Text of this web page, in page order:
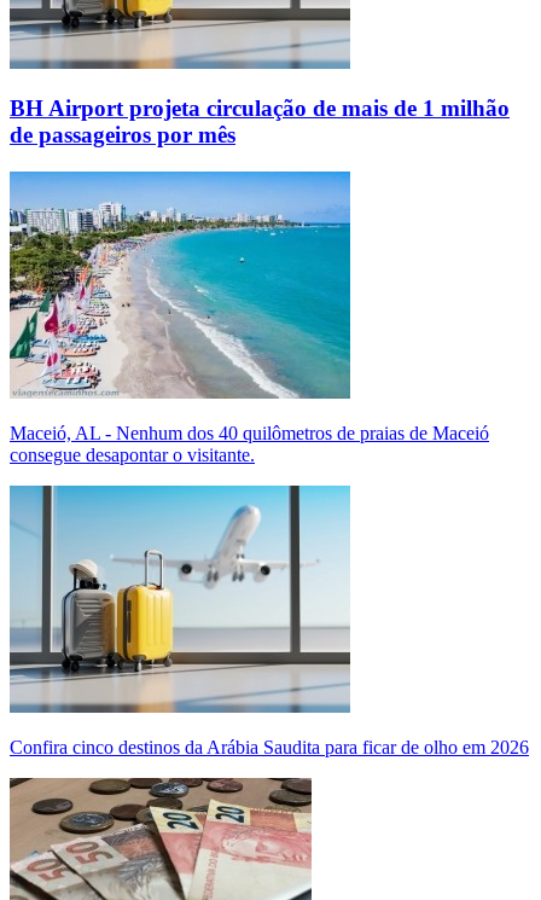
BH Airport projeta circulação de mais de 1 milhão
de passageiros por mês
Maceió, AL - Nenhum dos 40 quilômetros de praias de Maceió
consegue desapontar o visitante.
Confira cinco destinos da Arábia Saudita para ficar de olho em 2026